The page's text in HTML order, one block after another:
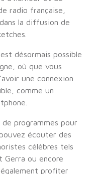
radio française,
la diffusion de
désormais possible
où que vous
une connexion
comme un
programmes pour
écouter des
célèbres tels
Gerra ou encore
également profiter